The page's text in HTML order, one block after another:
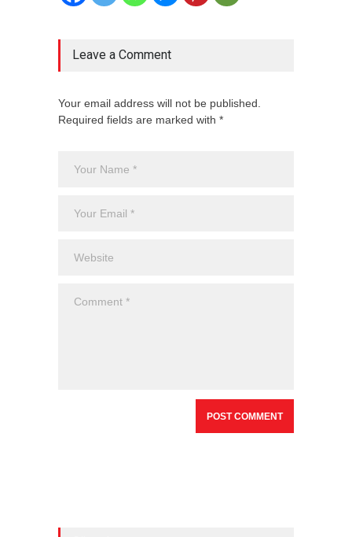
Leave a Comment
Your email address will not be published.
Required fields are marked with *